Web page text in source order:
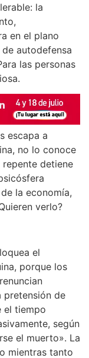
la
en el plano
autodefensa
las personas
escapa a
no lo conoce
detiene
la economía,
verlo?
el
porque los
pretensión de
el tiempo
según
el muerto». La
mientras tanto